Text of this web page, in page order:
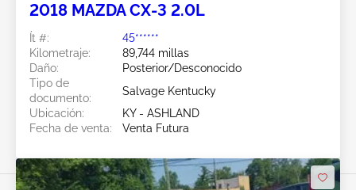
2018 MAZDA CX-3 2.0L
Ít #:
45******
Kilometraje:
89,744 millas
Daño:
Posterior/Desconocido
Tipo de
documento:
Salvage Kentucky
Ubicación:
KY - ASHLAND
Fecha de venta:
Venta Futura